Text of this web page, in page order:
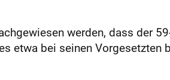
werden, dass der
etwa bei seinen